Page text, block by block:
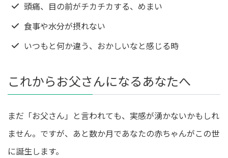
頭痛、目の前がチカチカする、めまい
食事や水分が摂れない
いつもと何か違う、おかしいなと感じる時
これからお父さんになるあなたへ
まだ「お父さん」と言われても、実感が湧かないかもしれ
ません。ですが、あと数か月であなたの赤ちゃんがこの世
に誕生します。